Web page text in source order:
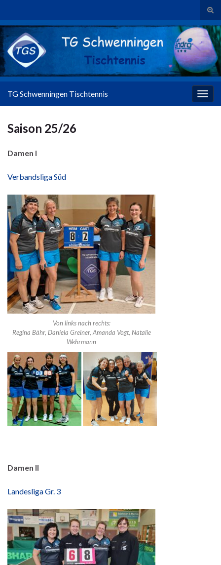
Search for:
TG Schwenningen Tischtennis
Saison 25/26
Damen I
Verbandsliga Süd
Von links nach rechts:
Regina Bähr, Daniela Greiner, Amanda Vogt, Natalie
Wehrmann
Damen II
Landesliga Gr. 3